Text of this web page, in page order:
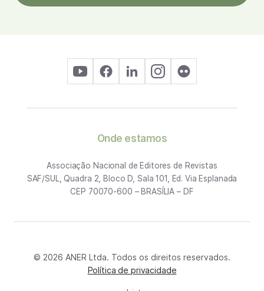
Onde estamos
Associação Nacional de Editores de Revistas
SAF/SUL, Quadra 2, Bloco D, Sala 101, Ed. Via Esplanada
CEP 70070-600 – BRASÍLIA – DF
© 2026 ANER Ltda. Todos os direitos reservados.
Política de privacidade